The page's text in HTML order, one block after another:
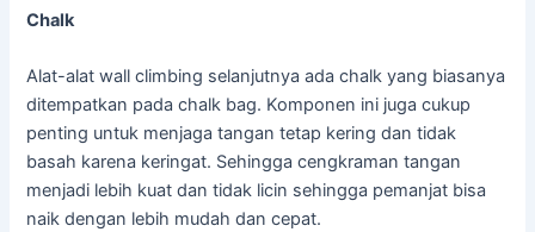
Chalk
Alat-alat wall climbing selanjutnya ada chalk yang biasanya
ditempatkan pada chalk bag. Komponen ini juga cukup
penting untuk menjaga tangan tetap kering dan tidak
basah karena keringat. Sehingga cengkraman tangan
menjadi lebih kuat dan tidak licin sehingga pemanjat bisa
naik dengan lebih mudah dan cepat.